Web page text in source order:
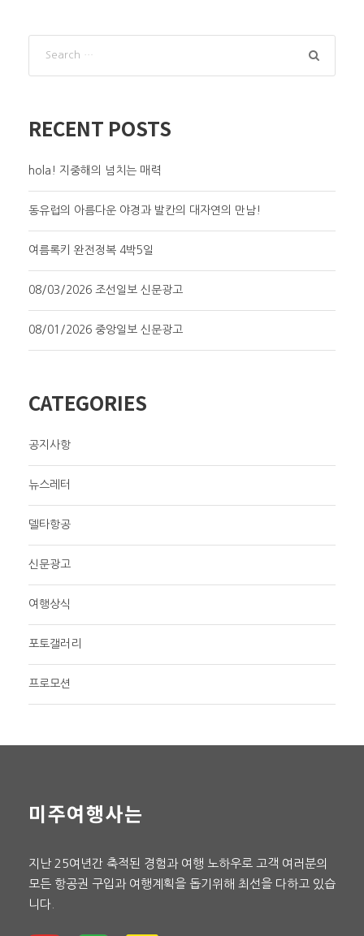
RECENT POSTS
hola! 지중해의 넘치는 매력
동유럽의 아름다운 야경과 발칸의 대자연의 만남!
여름록키 완전정복 4박5일
08/03/2026 조선일보 신문광고
08/01/2026 중앙일보 신문광고
CATEGORIES
공지사항
뉴스레터
델타항공
신문광고
여행상식
포토갤러리
프로모션
미주여행사는
지난 25여년간 축적된 경험과 여행 노하우로 고객 여러분의
모든 항공권 구입과 여행계획을 돕기위해 최선을 다하고 있습
니다.